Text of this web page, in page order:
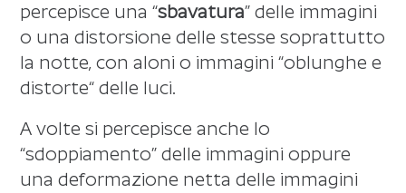
percepisce una “sbavatura” delle immagini
o una distorsione delle stesse soprattutto
la notte, con aloni o immagini “oblunghe e
distorte“ delle luci.
A volte si percepisce anche lo
“sdoppiamento” delle immagini oppure
una deformazione netta delle immagini